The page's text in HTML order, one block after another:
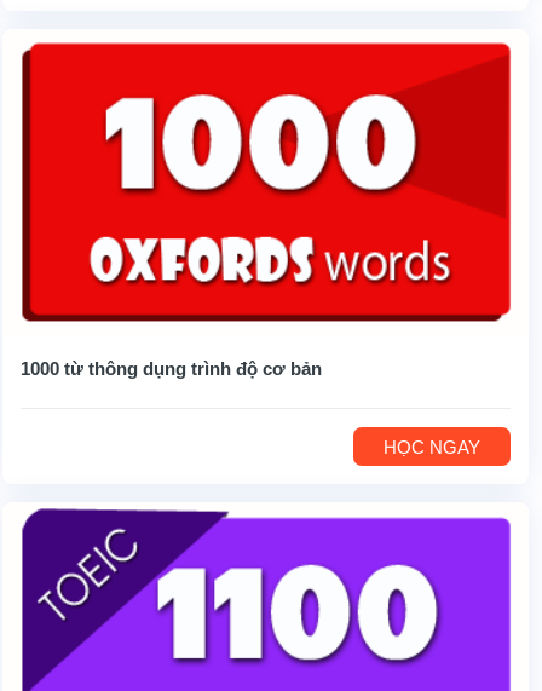
1000 từ thông dụng trình độ cơ bản
HỌC NGAY